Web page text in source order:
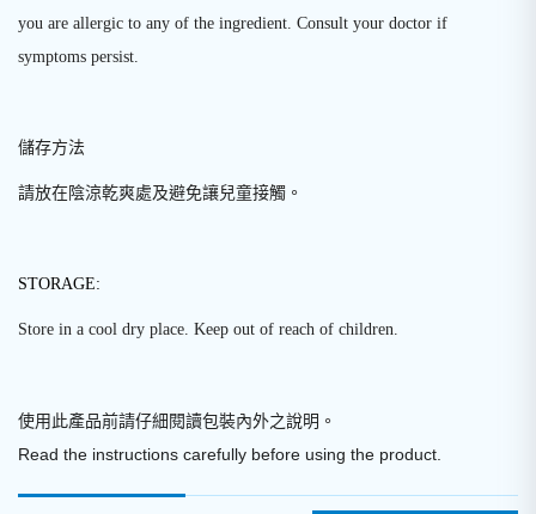
you are allergic to any of the ingredient. Consult your doctor if
symptoms persist.
儲存方法
請放在陰涼乾爽處及避免讓兒童接觸。
STORAGE:
Store in a cool dry place. Keep out of reach of children.
使用此產品前請仔細閱讀包裝內外之說明 。
Read the instructions carefully before using the product.